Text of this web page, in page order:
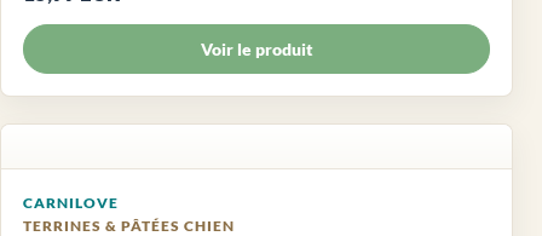
Voir le produit
CARNILOVE
TERRINES & PÂTÉES CHIEN